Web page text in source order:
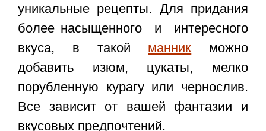
уникальные рецепты. Для придания
более насыщенного и интересного
вкуса, в такой манник можно
добавить изюм, цукаты, мелко
порубленную курагу или чернослив.
Все зависит от вашей фантазии и
вкусовых предпочтений.